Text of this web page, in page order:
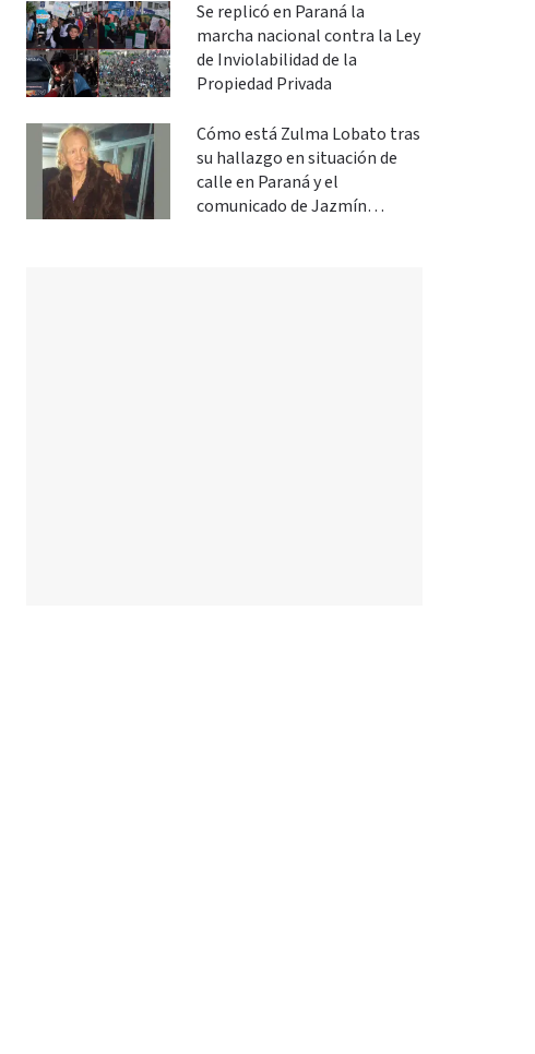
Se replicó en Paraná la
marcha nacional contra la Ley
de Inviolabilidad de la
Propiedad Privada
Cómo está Zulma Lobato tras
su hallazgo en situación de
calle en Paraná y el
comunicado de Jazmín